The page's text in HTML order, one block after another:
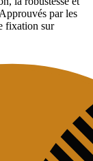
par les
fixation sur